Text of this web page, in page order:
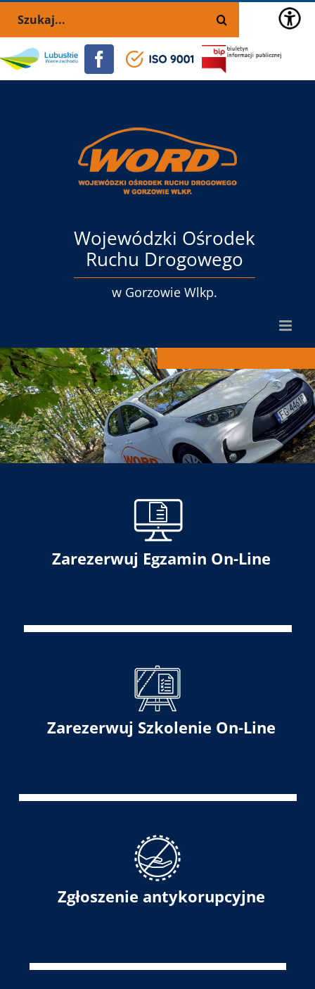
zawartości
selected
Portal
lubuskie.pl
FacebookISO
9001
Wojewódzki Ośrodek
Ruchu Drogowego
w Gorzowie Wlkp.
Zarezerwuj Egzamin On-Line
Zarezerwuj Szkolenie On-Line
Zgłoszenie antykorupcyjne